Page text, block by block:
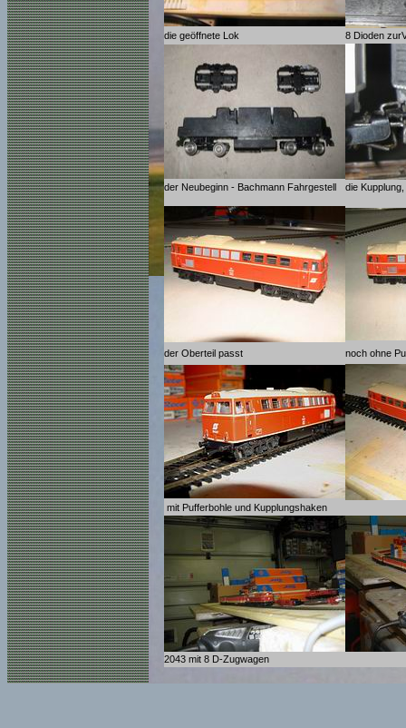
die geöffnete Lok 8 Dioden
der Neubeginn - Bachmann Fahrgestell die
der Oberteil passt noch ohne
mit Pufferbohle und Kupplungshaken
2043 mit 8 D-Zugwagen